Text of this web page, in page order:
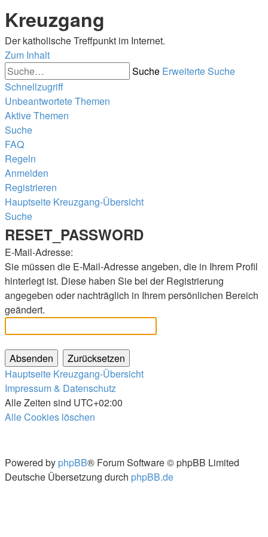
Kreuzgang
Der katholische Treffpunkt im Internet.
Zum Inhalt
Suche Erweiterte Suche
Schnellzugriff
Unbeantwortete Themen
Aktive Themen
Suche
FAQ
Regeln
Anmelden
Registrieren
Hauptseite Kreuzgang-Übersicht
Suche
RESET_PASSWORD
E-Mail-Adresse:
Sie müssen die E-Mail-Adresse angeben, die in Ihrem Profil
hinterlegt ist. Diese haben Sie bei der Registrierung
angegeben oder nachträglich in Ihrem persönlichen Bereich
geändert.
Hauptseite Kreuzgang-Übersicht
Impressum & Datenschutz
Alle Zeiten sind UTC+02:00
Alle Cookies löschen
Powered by phpBB® Forum Software © phpBB Limited
Deutsche Übersetzung durch phpBB.de